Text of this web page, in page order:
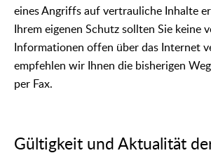
eines Angriffs auf vertrauliche Inhalte
Ihrem eigenen Schutz sollten Sie keine
Informationen offen über das Internet
empfehlen wir Ihnen die bisherigen
per Fax.
Gültigkeit und Aktualität